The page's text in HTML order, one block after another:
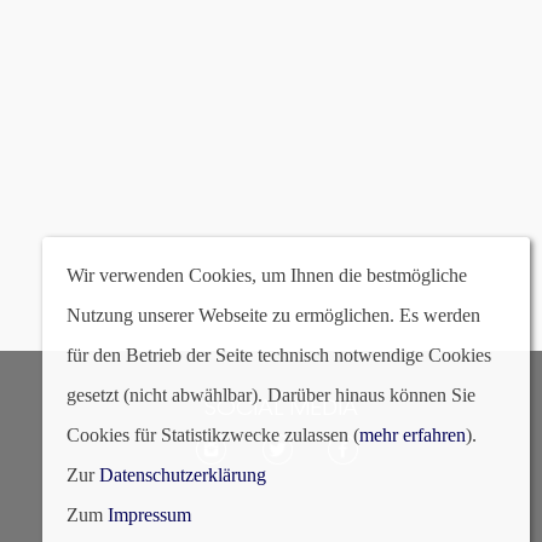
SOCIAL MEDIA
Wir verwenden Cookies, um Ihnen die bestmögliche
Nutzung unserer Webseite zu ermöglichen. Es werden
für den Betrieb der Seite technisch notwendige Cookies
gesetzt (nicht abwählbar). Darüber hinaus können Sie
Cookies für Statistikzwecke zulassen (mehr erfahren).
ZurDatenschutzerklärung
Zum Impressum